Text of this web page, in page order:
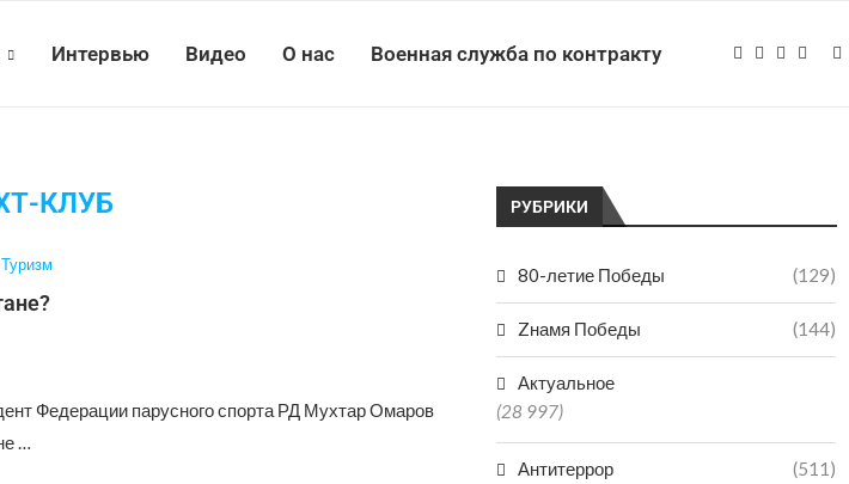
Интервью Видео О нас Военная служба по контракту
КЛУБ
Туризм
Федерации парусного спорта РД Мухтар Омаров
…
РУБРИКИ
80-летие Победы (129)
Zнамя Победы (144)
Актуальное
(28 997)
Антитеррор (511)